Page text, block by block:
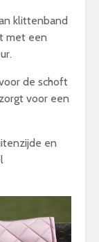
klittenband
met een
de schoft
voor een
en